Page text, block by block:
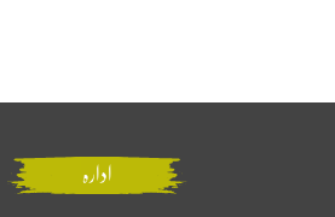
ادارہ